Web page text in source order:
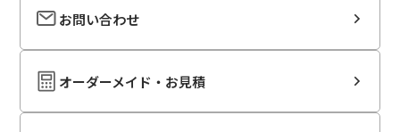
お問い合わせ
オーダーメイド・お見積